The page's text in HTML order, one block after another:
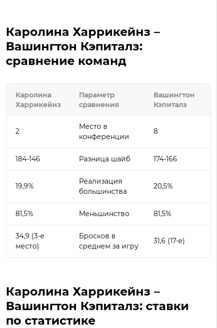
Каролина Харрикейнз –
Вашингтон Кэпиталз:
сравнение команд
Каролина
Харрикейнз
Параметр
сравнения
Вашингтон
Кэпиталз
2
Место в
конференции
8
184-146 Разница шайб 174-166
19,9%
Реализация
большинства
20,5%
81,5% Меньшинство 81,5%
34,9 (3-е
место)
Бросков в
среднем за игру
31,6 (17-е)
Каролина Харрикейнз –
Вашингтон Кэпиталз: ставки
по статистике